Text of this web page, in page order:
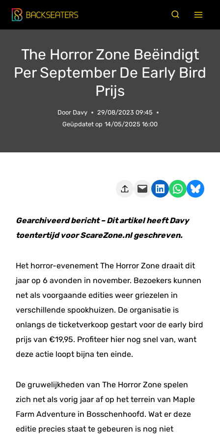
Doorgaan
naar
The Horror Zone Beëindigt
Per September De Early Bird
Prijs
Door Davy
29/08/2023 09:45
Geüpdatet op 14/05/2025 16:00
Deze pagina e-mailen Delen op LinkedIn Delen via WhatsApp Share on Bluesky
Gearchiveerd bericht – Dit artikel heeft Davy
toentertijd voor ScareZone.nl geschreven.
Het horror-evenement The Horror Zone draait dit
jaar op 6 avonden in november. Bezoekers kunnen
net als voorgaande edities weer griezelen in
verschillende spookhuizen. De organisatie is
onlangs de ticketverkoop gestart voor de early bird
prijs van €19,95. Profiteer hier nog snel van, want
deze actie loopt bijna ten einde.
De gruwelijkheden van The Horror Zone spelen
zich net als vorig jaar af op het terrein van Maple
Farm Adventure in Bosschenhoofd. Wat er deze
editie precies staat te gebeuren is nog niet